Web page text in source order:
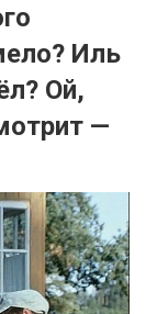
Иль
Ой,
—